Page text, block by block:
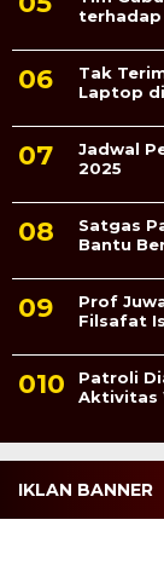
terhadap
Tak
Laptop
Jadwal
2025
Satgas
Bantu
Prof
Filsafat
Patroli
Aktivitas
IKLAN BANNER